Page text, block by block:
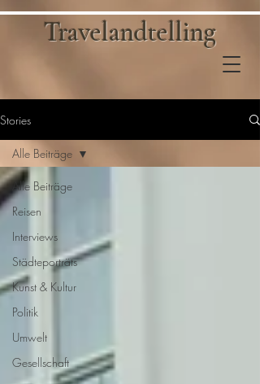
Travelandtelling
Stories
Alle Beiträge
Reisen
Interviews
Städteporträts
Kunst & Kultur
Politik
Umwelt
Gesellschaft
Alle Beiträge